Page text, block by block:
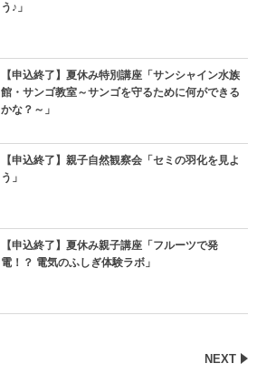
う♪」
【申込終了】夏休み特別講座「サンシャイン水族
館・サンゴ教室～サンゴを守るために何ができる
かな？～」
【申込終了】親子自然観察会「セミの羽化を見よ
う」
【申込終了】夏休み親子講座「フルーツで発
電！？ 電気のふしぎ体験ラボ」
NEXT